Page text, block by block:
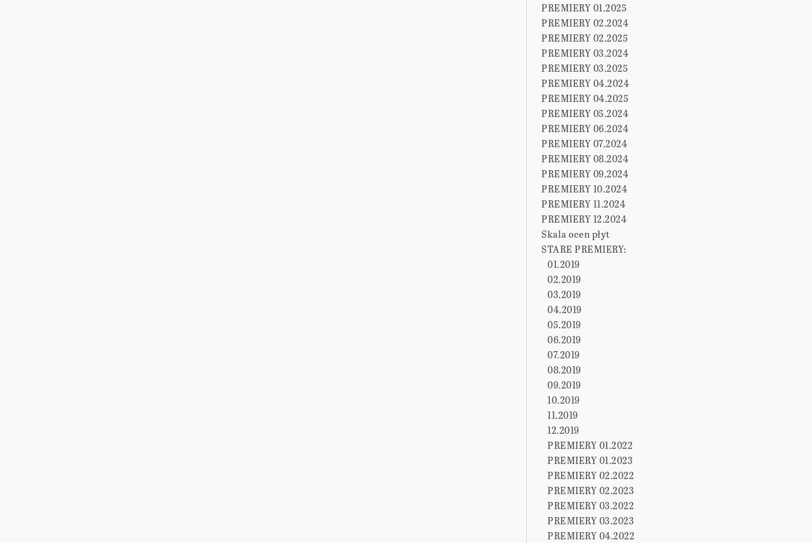
PREMIERY 01.2025
PREMIERY 02.2024
PREMIERY 02.2025
PREMIERY 03.2024
PREMIERY 03.2025
PREMIERY 04.2024
PREMIERY 04.2025
PREMIERY 05.2024
PREMIERY 06.2024
PREMIERY 07.2024
PREMIERY 08.2024
PREMIERY 09.2024
PREMIERY 10.2024
PREMIERY 11.2024
PREMIERY 12.2024
Skala ocen płyt
STARE PREMIERY:
01.2019
02.2019
03.2019
04.2019
05.2019
06.2019
07.2019
08.2019
09.2019
10.2019
11.2019
12.2019
PREMIERY 01.2022
PREMIERY 01.2023
PREMIERY 02.2022
PREMIERY 02.2023
PREMIERY 03.2022
PREMIERY 03.2023
PREMIERY 04.2022